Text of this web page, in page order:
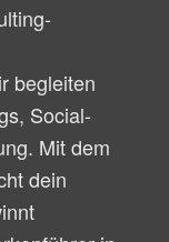
begleiten
Social-
Mit dem
dein